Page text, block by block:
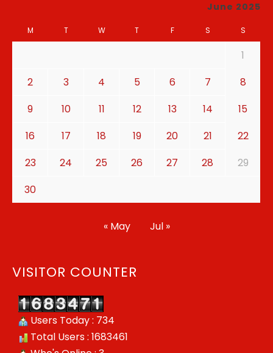
June 2025
M T W T F S S
1
2
3 4 5 6 7
8
9
10 11 12 13 14
15
16
17 18 19 20 21
22
23
24 25 26 27 28
29
30
« May Jul »
VISITOR COUNTER
Users Today : 734
Total Users : 1683461